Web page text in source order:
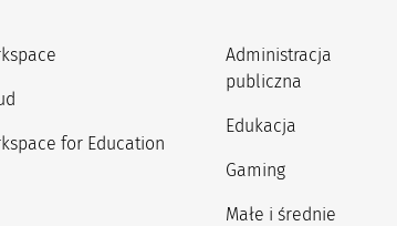
for Education
Administracja
publiczna
Edukacja
Gaming
Małe i średnie